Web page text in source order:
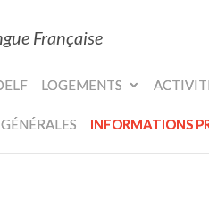
Française
LOGEMENTS
INFORMATIONS